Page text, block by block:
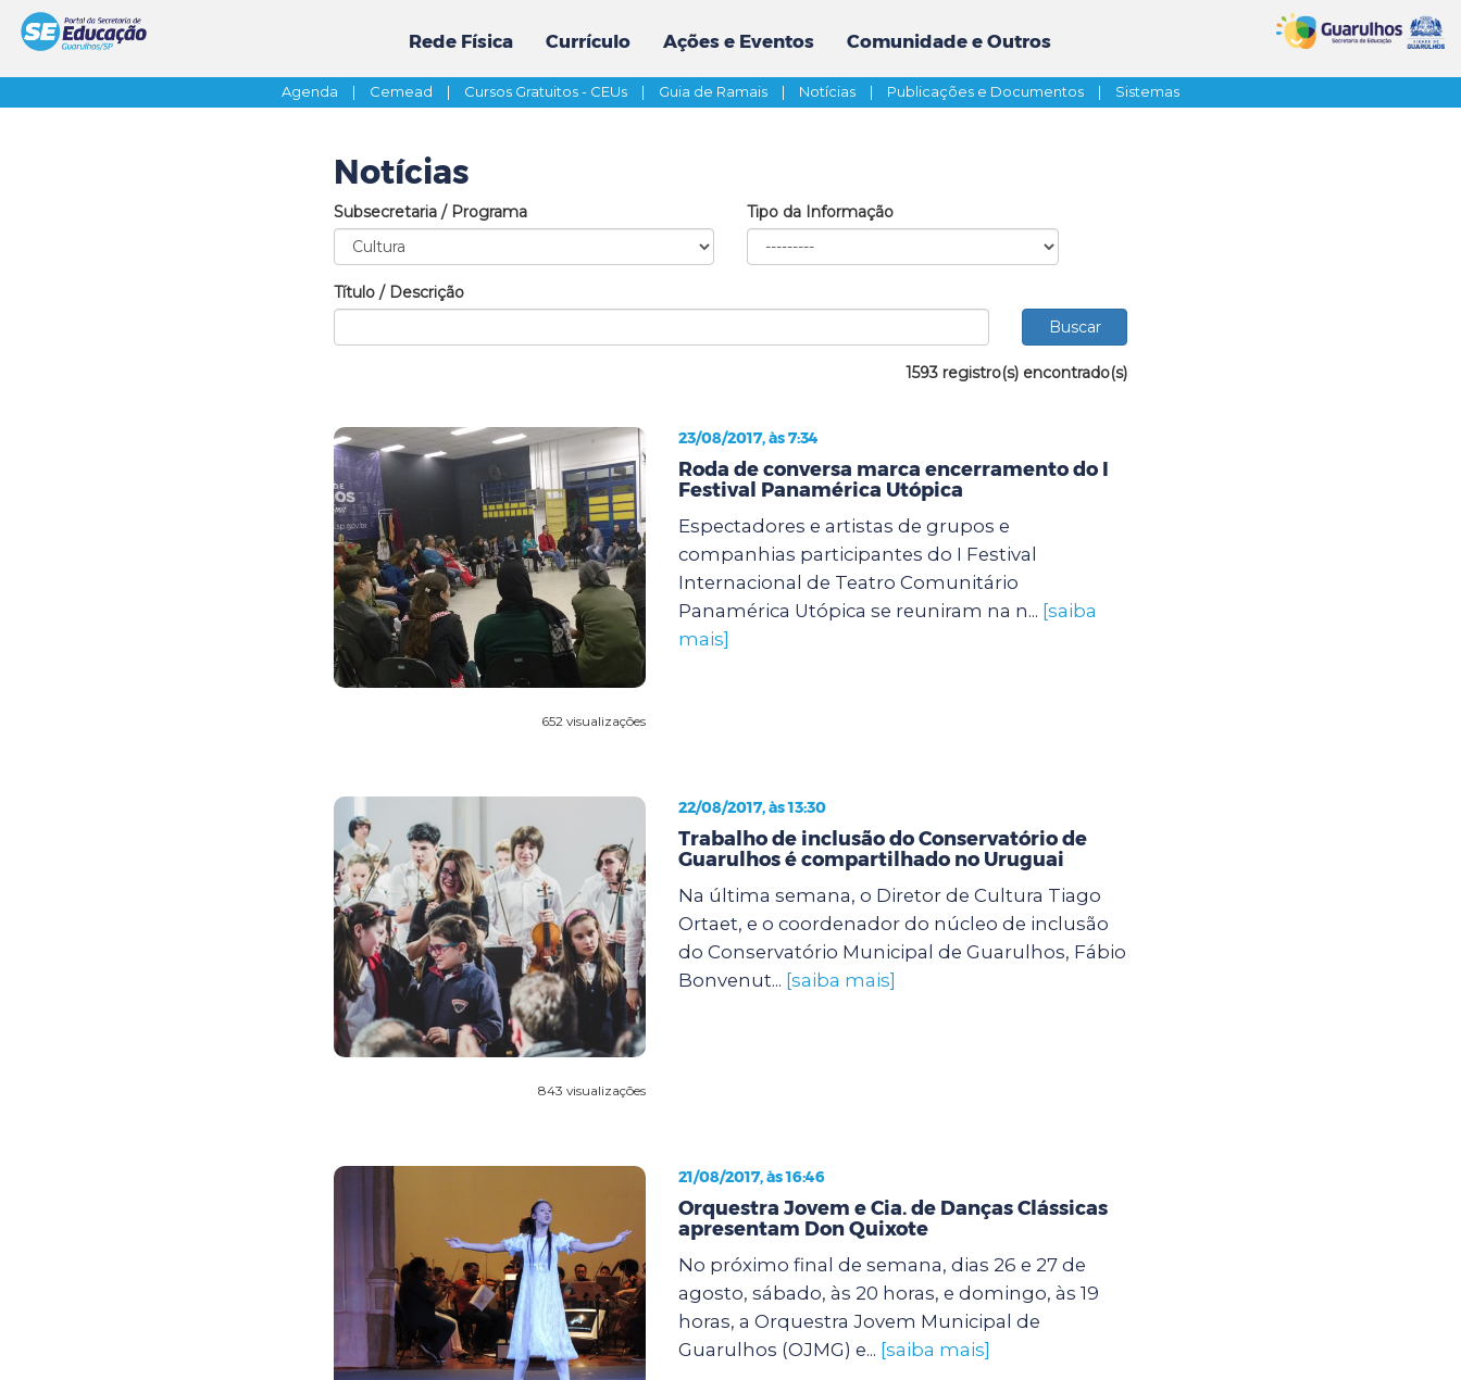
Rede Física Currículo Ações e Eventos Comunidade e Outros
Agenda | Cemead | Cursos Gratuitos - CEUs | Guia de Ramais | Notícias | Publicações e Documentos | Sistemas
Notícias
Subsecretaria / Programa Tipo da Informação
Título / Descrição
1593 registro(s) encontrado(s)
652 visualizações
23/08/2017, às 7:34
Roda de conversa marca encerramento do I
Festival Panamérica Utópica
Espectadores e artistas de grupos e
companhias participantes do I Festival
Internacional de Teatro Comunitário
Panamérica Utópica se reuniram na n... [saiba
mais]
843 visualizações
22/08/2017, às 13:30
Trabalho de inclusão do Conservatório de
Guarulhos é compartilhado no Uruguai
Na última semana, o Diretor de Cultura Tiago
Ortaet, e o coordenador do núcleo de inclusão
do Conservatório Municipal de Guarulhos, Fábio
Bonvenut... [saiba mais]
21/08/2017, às 16:46
Orquestra Jovem e Cia. de Danças Clássicas
apresentam Don Quixote
No próximo final de semana, dias 26 e 27 de
agosto, sábado, às 20 horas, e domingo, às 19
horas, a Orquestra Jovem Municipal de
Guarulhos (OJMG) e... [saiba mais]